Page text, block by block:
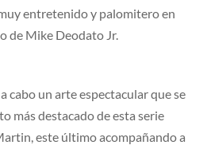
entretenido y palomitero en
de Mike Deodato Jr.
cabo un arte espectacular que se
más destacado de esta serie
este último acompañando a